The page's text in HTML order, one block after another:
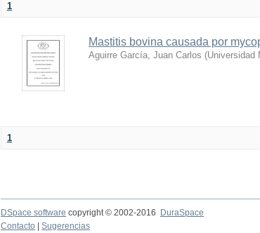
1
Mastitis bovina causada por
Aguirre García, Juan Carlos (Universidad
1
DSpace software copyright © 2002-2016 DuraSpace
Contacto
Sugerencias